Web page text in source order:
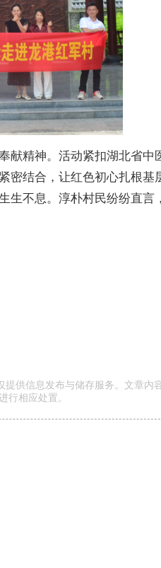
献精神。活动紧扣湖北省中
密结合，让红色初心扎根基
生不息。淳朴村民纷纷直言
提供信息发布与储存服务。文章内
行相应处置。